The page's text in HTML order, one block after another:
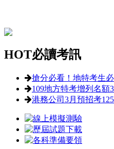
HOT必讀考訊
搶分必看！地特考生
109地方特考增列名額
港務公司3月預招考